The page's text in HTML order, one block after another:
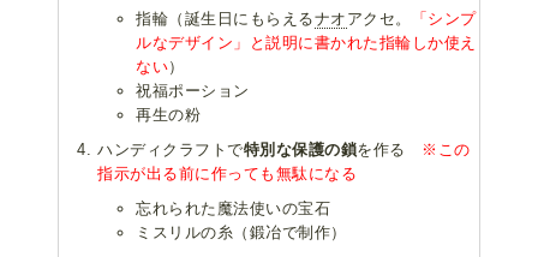
指輪（誕生日にもらえるナオ アクセ。
「シンプ
ルなデザイン」と説明に書かれた指輪しか使え
ない）
祝福ポーション
再生の粉
ハンディクラフトで特別な保護の鎖を作る
※この
指示が出る前に作っても無駄になる
忘れられた魔法使いの宝石
ミスリルの糸（鍛冶で制作）